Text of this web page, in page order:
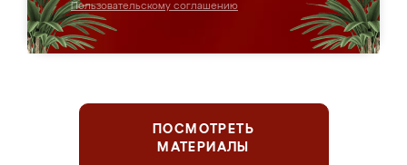
Пользовательскому соглашению
ПОСМОТРЕТЬ
МАТЕРИАЛЫ